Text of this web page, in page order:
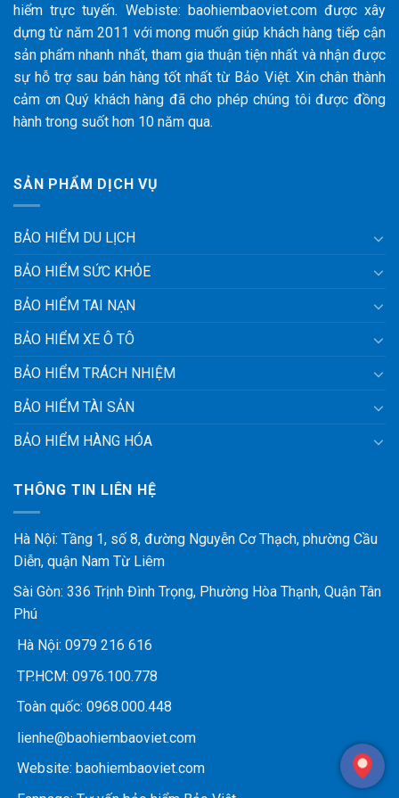
hiểm trực tuyến. Webiste: baohiembaoviet.com được xây
dựng từ năm 2011 với mong muốn giúp khách hàng tiếp cận
sản phẩm nhanh nhất, tham gia thuận tiện nhất và nhận được
sự hỗ trợ sau bán hàng tốt nhất từ Bảo Việt. Xin chân thành
cảm ơn Quý khách hàng đã cho phép chúng tôi được đồng
hành trong suốt hơn 10 năm qua.
SẢN PHẨM DỊCH VỤ
BẢO HIỂM DU LỊCH
BẢO HIỂM SỨC KHỎE
BẢO HIỂM TAI NẠN
BẢO HIỂM XE Ô TÔ
BẢO HIỂM TRÁCH NHIỆM
BẢO HIỂM TÀI SẢN
BẢO HIỂM HÀNG HÓA
THÔNG TIN LIÊN HỆ
Hà Nội: Tầng 1, số 8, đường Nguyễn Cơ Thạch, phường Cầu
Diễn, quận Nam Từ Liêm
Sài Gòn: 336 Trịnh Đình Trọng, Phường Hòa Thạnh, Quận Tân
Phú
Hà Nội: 0979 216 616
TP.HCM: 0976.100.778
Toàn quốc: 0968.000.448
lienhe@baohiembaoviet.com
Website: baohiembaoviet.com